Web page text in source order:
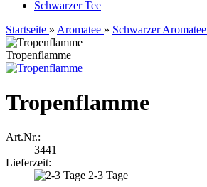
Schwarzer Tee
Startseite » Aromatee » Schwarzer Aromatee
Tropenflamme
Tropenflamme
Art.Nr.:
3441
Lieferzeit:
2-3 Tage